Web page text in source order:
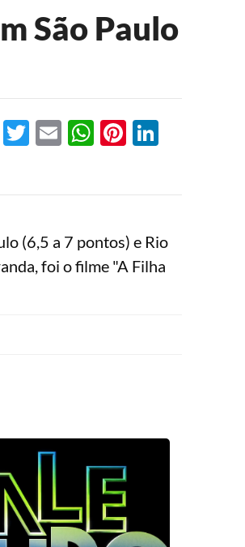
São Paulo
Twitter
EmailWhatsApp
Pinterest
LinkedIn
(6,5 a 7 pontos) e Rio
foi o filme "A Filha